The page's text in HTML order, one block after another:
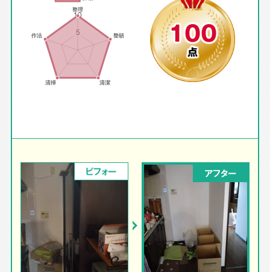
100
点
ビフォー アフター